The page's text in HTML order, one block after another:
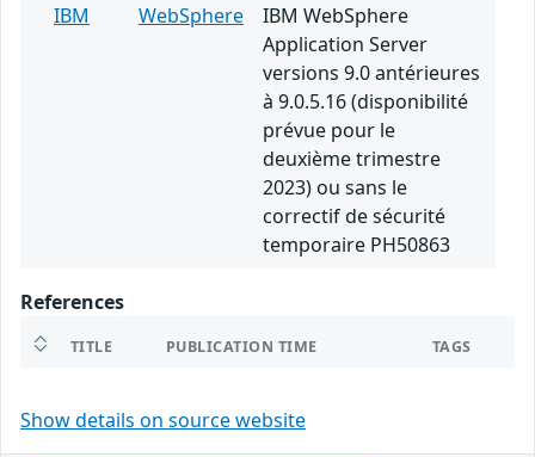
IBM
WebSphere
IBM WebSphere
Application Server
versions 9.0 antérieures
à 9.0.5.16 (disponibilité
prévue pour le
deuxième trimestre
2023) ou sans le
correctif de sécurité
temporaire PH50863
References
TITLE PUBLICATION TIME TAGS
Show details on source website